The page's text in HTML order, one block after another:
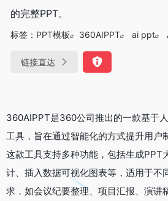
的完整PPT。
标签： PPT模板 360AIPPT ai ppt
链接直达
360AIPPT是360公司推出的一款基于
工具，旨在通过智能化的方式提升用户
这款工具支持多种功能，包括生成PPT
计、插入数据可视化图表等，适用于不
求，如会议纪要整理、项目汇报、演讲